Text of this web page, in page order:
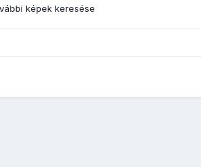
képek keresése